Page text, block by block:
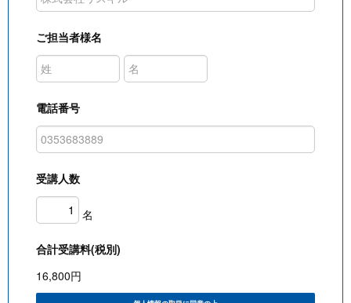
ご担当者様名
電話番号
受講人数
名
合計受講料(税別)
16,800円